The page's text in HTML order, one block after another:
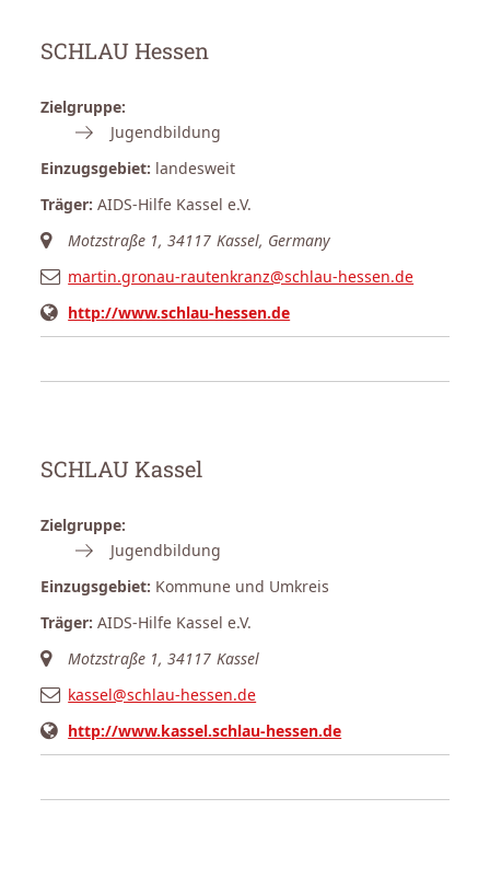
SCHLAU Hessen
Zielgruppe:
Jugendbildung
Einzugsgebiet: landesweit
Träger: AIDS-Hilfe Kassel e.V.
Motzstraße 1, 34117 Kassel, Germany
martin.gronau-rautenkranz@schlau-hessen.de
http://www.schlau-hessen.de
SCHLAU Kassel
Zielgruppe:
Jugendbildung
Einzugsgebiet: Kommune und Umkreis
Träger: AIDS-Hilfe Kassel e.V.
Motzstraße 1, 34117 Kassel
kassel@schlau-hessen.de
http://www.kassel.schlau-hessen.de